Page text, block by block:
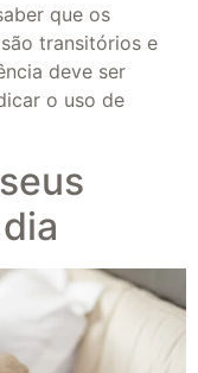
que os
transitórios e
deve ser
o uso de